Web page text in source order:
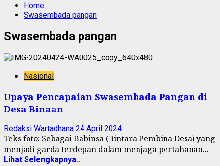
Home
Swasembada pangan
Swasembada pangan
Nasional
Upaya Pencapaian Swasembada Pangan di
Desa Binaan
Redaksi Wartadhana 24 April 2024
Teks foto: Sebagai Babinsa (Bintara Pembina Desa) yang
menjadi garda terdepan dalam menjaga pertahanan...
Lihat Selengkapnya..